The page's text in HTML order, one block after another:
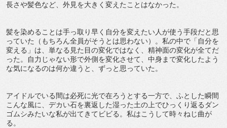
長さや髪色など、外見を大きく変えたことはなかった。
髪を染めることは手っ取り早く自分を変えたい人が使う手段だと思
っていた（もちろん全員がそうとは思わない）。私の中で「自分を
変える」は、単なる見た目の変化ではなく、精神面の変化が全てだ
った。自力じゃない形で外側を変化させて、中身まで変化したよう
な気になるのは何か違うと、ずっと思っていた。
アイドルでいる間は必死に光で在ろうとする一方で、ふとした瞬間
こんな風に、デカい石を裏返した湿った土の上でひっくり返るダン
ゴムシみたいな私が出てきてビビる。私はこうして時々ねじ曲が
る。